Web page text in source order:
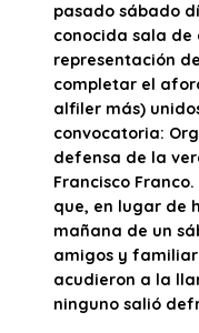
pasado sábado
conocida sala de
representación
completar el
alfiler más)
convocatoria:
defensa de la
Francisco
que, en lugar de
mañana de un
amigos y
acudieron a la
ninguno salió